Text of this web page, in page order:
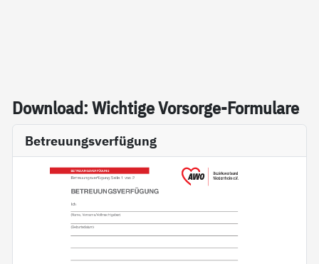
Down­load: Wich­ti­ge Vor­sor­ge-For­mu­la­re
Betreuungsverfügung